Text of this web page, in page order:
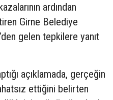
ardından
Girne Belediye
gelen tepkilere yanıt
açıklamada, gerçeğin
ettiğini belirten